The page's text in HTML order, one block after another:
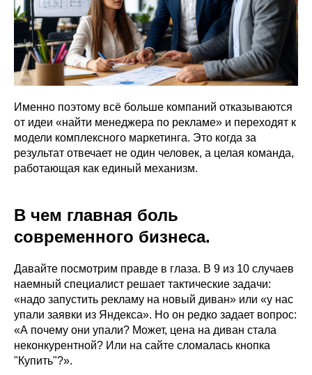
Именно поэтому всё больше компаний отказываются
от идеи «найти менеджера по рекламе» и переходят к
модели комплексного маркетинга. Это когда за
результат отвечает не один человек, а целая команда,
работающая как единый механизм.
В чем главная боль
современного бизнеса.
Давайте посмотрим правде в глаза. В 9 из 10 случаев
наемный специалист решает тактические задачи:
«надо запустить рекламу на новый диван» или «у нас
упали заявки из Яндекса». Но он редко задает вопрос:
«А почему они упали? Может, цена на диван стала
неконкурентной? Или на сайте сломалась кнопка
"Купить"?».